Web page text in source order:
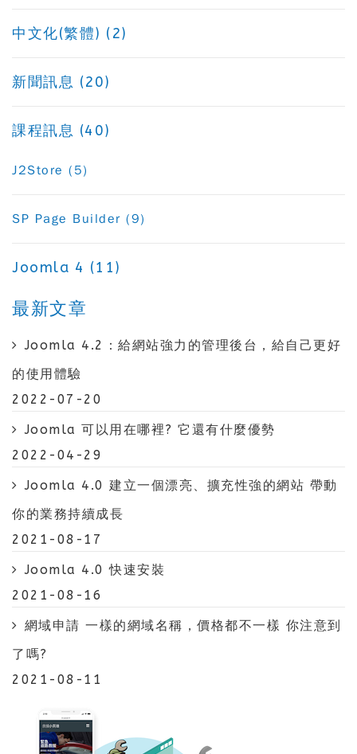
中文化(繁體) (2)
新聞訊息 (20)
課程訊息 (40)
J2Store (5)
SP Page Builder (9)
Joomla 4 (11)
最新文章
Joomla 4.2：給網站強力的管理後台，給自己更好
的使用體驗
2022-07-20
Joomla 可以用在哪裡? 它還有什麼優勢
2022-04-29
Joomla 4.0 建立一個漂亮、擴充性強的網站 帶動
你的業務持續成長
2021-08-17
Joomla 4.0 快速安裝
2021-08-16
網域申請 一樣的網域名稱，價格都不一樣 你注意到
了嗎?
2021-08-11